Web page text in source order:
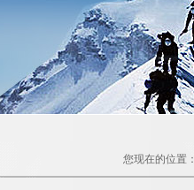
您现在的位置：